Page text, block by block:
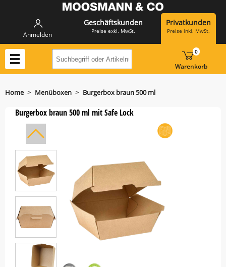
Anmelden
Geschäftskunden
Preise exkl. MwSt.
Privatkunden
Preise inkl. MwSt.
Suchbegriff oder Artikelnummer hier
Warenkorb
0
Home > Menüboxen > Burgerbox braun 500 ml
Burgerbox braun 500 ml mit Safe Lock